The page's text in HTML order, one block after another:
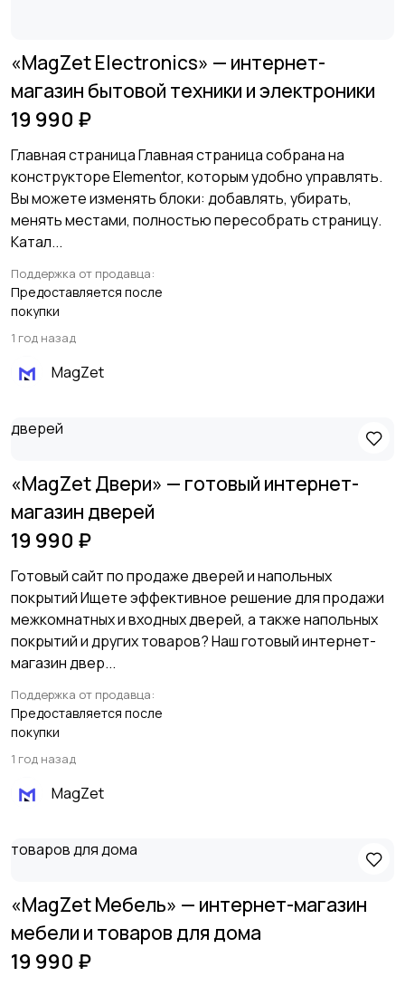
«MagZet Electronics» — интернет-
магазин бытовой техники и электроники
19 990 ₽
Главная страница Главная страница собрана на
конструкторе Elementor, которым удобно управлять.
Вы можете изменять блоки: добавлять, убирать,
менять местами, полностью пересобрать страницу.
Катал...
Поддержка от продавца:
Предоставляется после
покупки
1 год назад
MagZet
«MagZet Двери» — готовый интернет-
магазин дверей
19 990 ₽
Готовый сайт по продаже дверей и напольных
покрытий Ищете эффективное решение для продажи
межкомнатных и входных дверей, а также напольных
покрытий и других товаров? Наш готовый интернет-
магазин двер...
Поддержка от продавца:
Предоставляется после
покупки
1 год назад
MagZet
«MagZet Мебель» — интернет-магазин
мебели и товаров для дома
19 990 ₽